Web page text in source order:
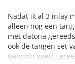
Nadat ik al 3 inlay
alleen nog een
met datona
ook de tangen set
Gewoon goed